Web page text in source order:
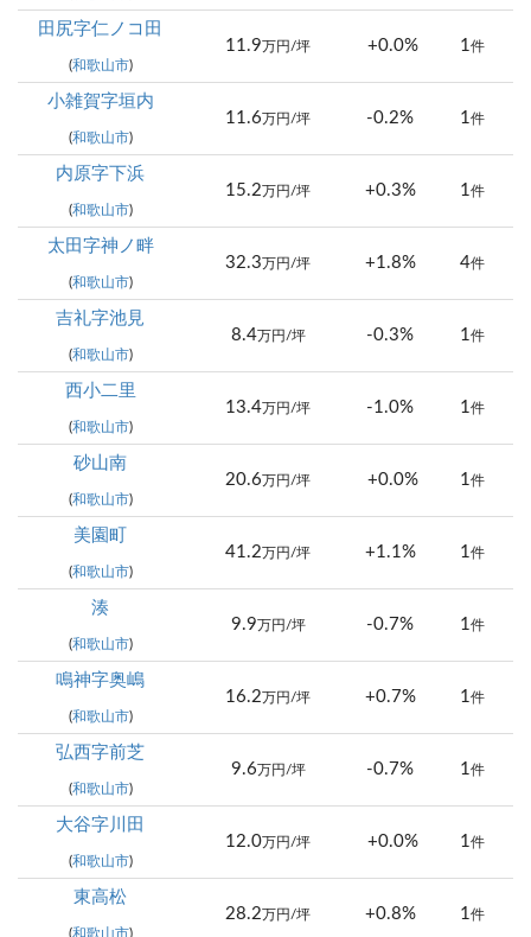
田尻字仁ノコ田
(和歌山市)
11.9 万円/坪 +0.0% 1件
小雑賀字垣内
(和歌山市)
11.6 万円/坪 -0.2% 1件
内原字下浜
(和歌山市)
15.2 万円/坪 +0.3% 1件
太田字神ノ畔
(和歌山市)
32.3 万円/坪 +1.8% 4件
吉礼字池見
(和歌山市)
8.4万円/坪 -0.3% 1件
西小二里
(和歌山市)
13.4万円/坪 -1.0% 1件
砂山南
(和歌山市)
20.6 万円/坪 +0.0% 1件
美園町
(和歌山市)
41.2 万円/坪 +1.1% 1件
湊
(和歌山市)
9.9 万円/坪 -0.7% 1件
鳴神字奥嶋
(和歌山市)
16.2 万円/坪 +0.7% 1件
弘西字前芝
(和歌山市)
9.6 万円/坪 -0.7% 1件
大谷字川田
(和歌山市)
12.0万円/坪 +0.0% 1件
東高松
(和歌山市)
28.2 万円/坪 +0.8% 1件